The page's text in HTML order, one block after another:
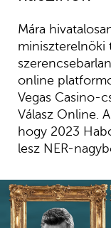
Mára
miniszterelnöki
online
Vegas Casino-
Válasz Online.
hogy 2023
lesz NER-